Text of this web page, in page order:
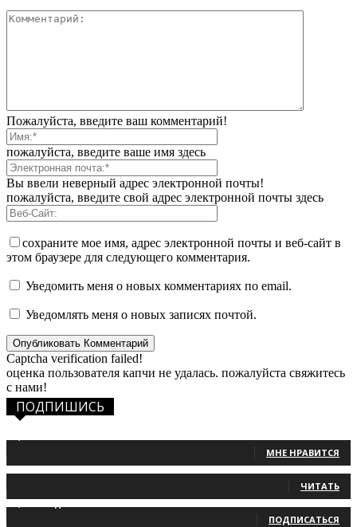
Пожалуйста, введите ваш комментарий!
пожалуйста, введите ваше имя здесь
Вы ввели неверный адрес электронной почты!
пожалуйста, введите свой адрес электронной почты здесь
сохраните мое имя, адрес электронной почты и веб-сайт в
этом браузере для следующего комментария.
Уведомить меня о новых комментариях по email.
Уведомлять меня о новых записях почтой.
Captcha verification failed!
оценка пользователя капчи не удалась. пожалуйста свяжитесь
с нами!
ПОДПИШИСЬ
МНЕ НРАВИТСЯ
ЧИТАТЬ
ПОДПИСАТЬСЯ